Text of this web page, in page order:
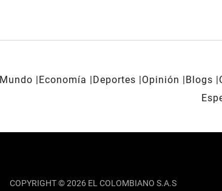
Mundo Economía Deportes Opinión Blogs
COPYRIGHT © 2026 EL COLOMBIANO S.A.S